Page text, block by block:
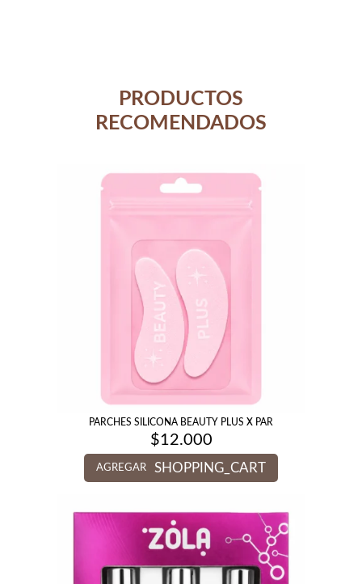
PRODUCTOS
RECOMENDADOS
PARCHES SILICONA BEAUTY PLUS X PAR
$12.000
AGREGAR SHOPPING_CART